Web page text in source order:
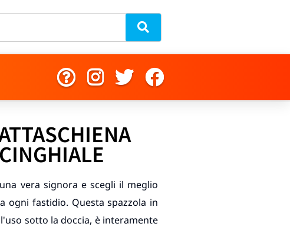
vera signora e scegli il meglio
ogni fastidio. Questa spazzola in
sotto la doccia, è interamente